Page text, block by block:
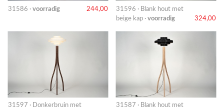
31586 · voorradig 244,00
31596 · Blank hout met
beige kap · voorradig 324,00
31597 · Donkerbruin met
31587 · Blank hout met